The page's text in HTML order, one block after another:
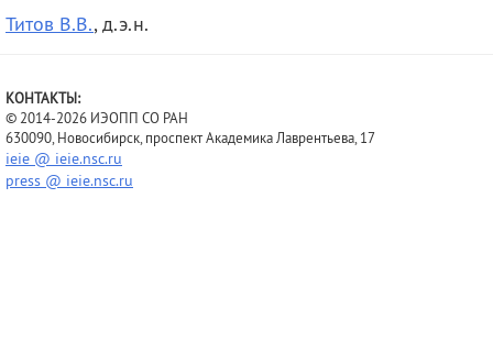
Титов В.В., д.э.н.
КОНТАКТЫ:
© 2014-2026 ИЭОПП СО РАН
630090, Новосибирск, проспект Академика Лаврентьева, 17
ieie @ ieie.nsc.ru
press @ ieie.nsc.ru